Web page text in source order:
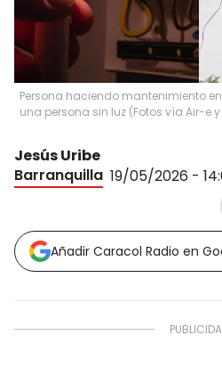
Persona haciendo mantenimiento
una persona sin luz (Fotos vía Air-e
Jesús Uribe
Barranquilla 19/05/2026 -
Añadir Caracol Radio en